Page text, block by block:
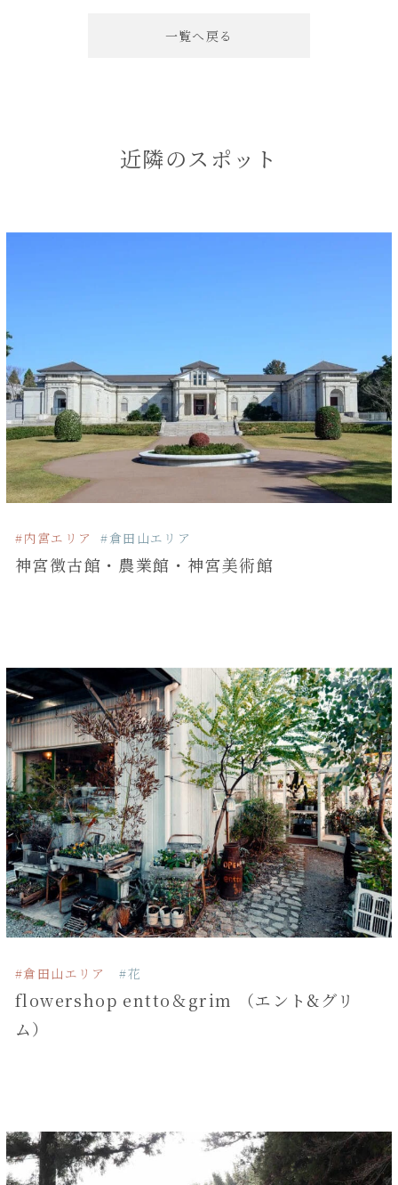
一覧へ戻る
近隣のスポット
#内宮エリア #倉田山エリア
神宮徴古館・農業館・神宮美術館
#倉田山エリア #花
flowershop entto＆grim （エント&グリ
ム）